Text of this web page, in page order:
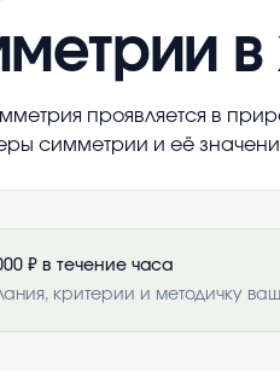
проявляется в
симметрии и её
₽ в течение часа
критерии и методичку